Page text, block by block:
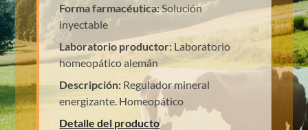
Forma farmacéutica:Solución
inyectable
Laboratorio productor:Laboratorio
homeopático alemán
Descripción: Regulador mineral
energizante. Homeopático
Detalle del producto